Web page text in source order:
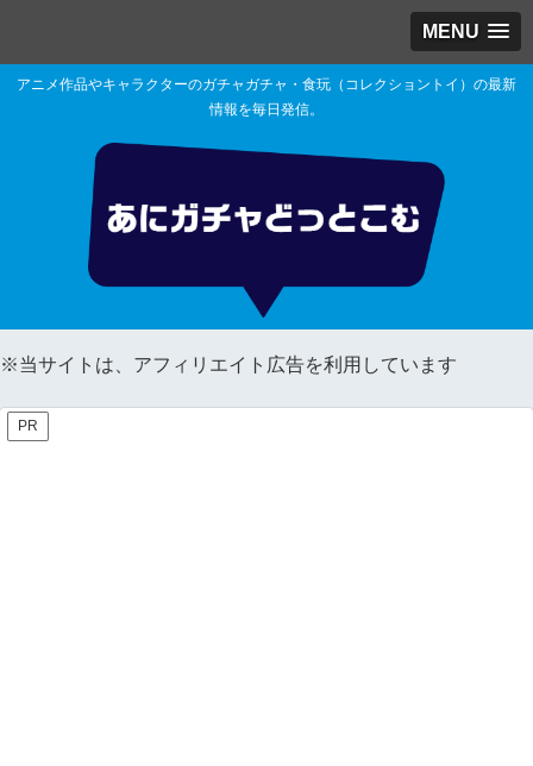
MENU
アニメ作品やキャラクターのガチャガチャ・食玩（コレクショントイ）の最新
情報を毎日発信。
※当サイトは、アフィリエイト広告を利用しています
PR